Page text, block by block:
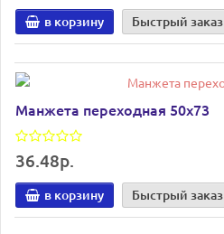
в корзину Быстрый заказ
Манжета переходная 50х73
36.48р.
в корзину Быстрый заказ